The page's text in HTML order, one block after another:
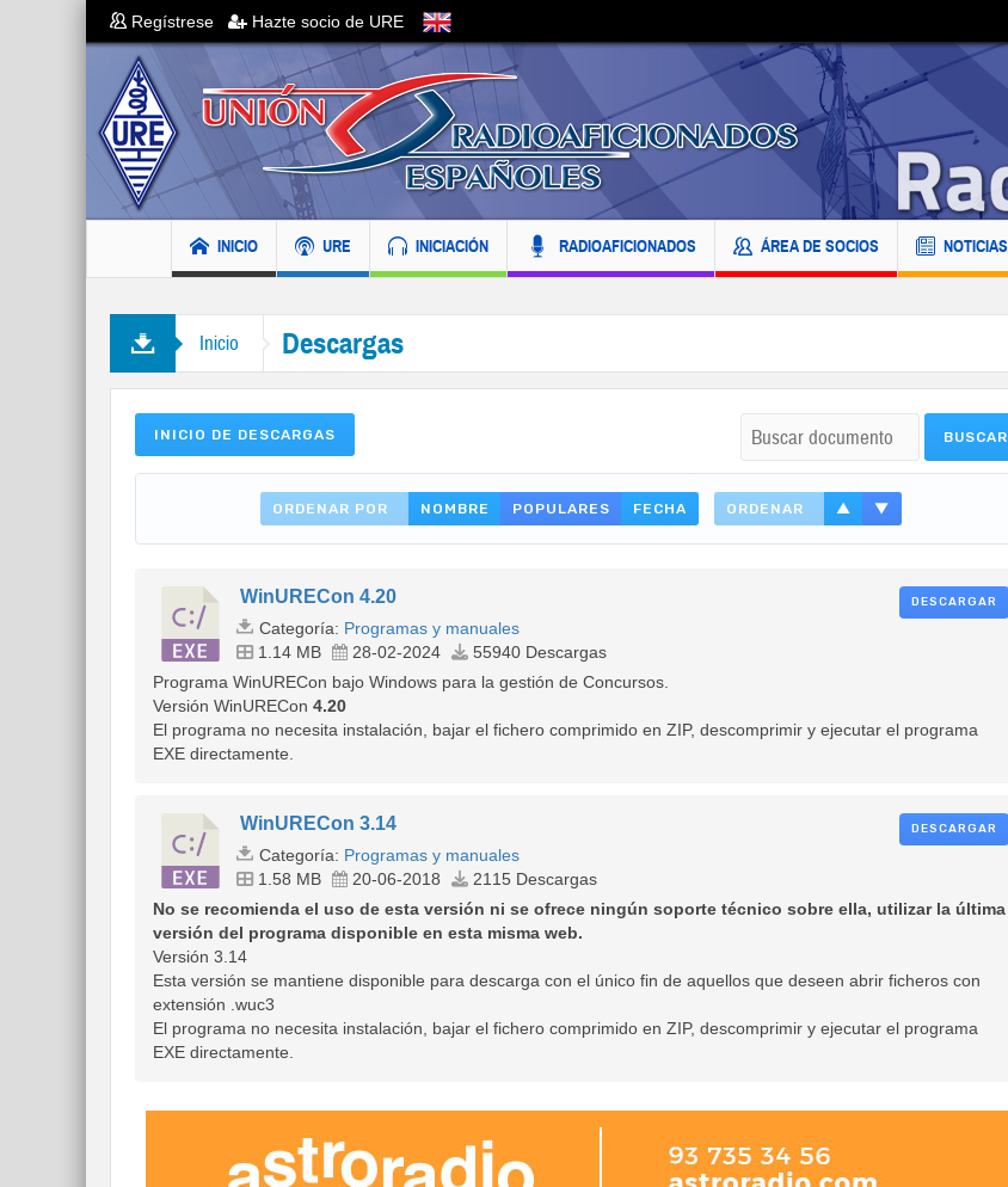
Regístrese Hazte socio de URE
INICIO URE INICIACIÓN RADIOAFICIONADOS ÁREA DE SOCIOS NOTICIAS
Inicio Descargas
INICIO DE DESCARGAS
ORDENAR POR NOMBRE POPULARES FECHA ORDENAR ▲ ▼
DESCARGAR
WinURECon 4.20
Categoría: Programas y manuales
1.14 MB
28-02-2024
55940 Descargas
Programa WinURECon bajo Windows para la gestión de Concursos.
Versión WinURECon 4.20
El programa no necesita instalación, bajar el fichero comprimido en ZIP, descomprimir y ejecutar el programa
EXE directamente.
DESCARGAR
WinURECon 3.14
Categoría: Programas y manuales
1.58 MB
20-06-2018
2115 Descargas
No se recomienda el uso de esta versión ni se ofrece ningún soporte técnico sobre ella, utilizar la última
versión del programa disponible en esta misma web.
Versión 3.14
Esta versión se mantiene disponible para descarga con el único fin de aquellos que deseen abrir ficheros con
extensión .wuc3
El programa no necesita instalación, bajar el fichero comprimido en ZIP, descomprimir y ejecutar el programa
EXE directamente.